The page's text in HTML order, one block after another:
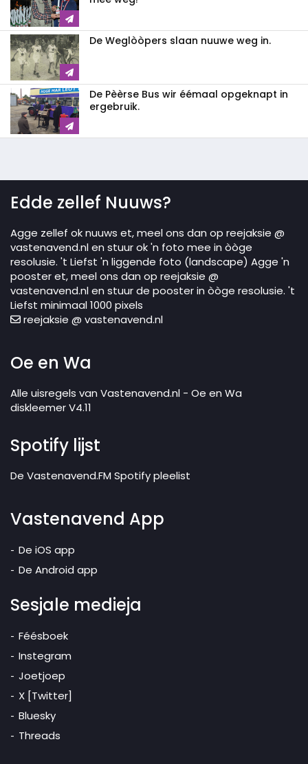
De Weglòòpers slaan nuuwe weg in.
De Pèèrse Bus wir éémaal opgeknapt in
ergebruik.
Edde zellef Nuuws?
Agge zellef ok nuuws et, meel ons dan op reejaksie @
vastenavend.nl en stuur ok 'n foto mee in òòge
resolusie. 't Liefst 'n liggende foto (landscape) Agge 'n
pooster et, meel ons dan op reejaksie @
vastenavend.nl en stuur de pooster in òòge resolusie. 't
Liefst minimaal 1000 pixels
reejaksie @ vastenavend.nl
Oe en Wa
Alle uisregels van Vastenavend.nl - Oe en Wa
diskleemer V4.11
Spotify lijst
De Vastenavend.FM Spotify pleelist
Vastenavend App
De iOS app
De Android app
Sesjale medieja
Féésboek
Instegram
Joetjoep
X [Twitter]
Bluesky
Threads